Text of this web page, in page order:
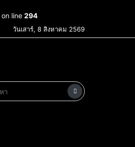
on line 294
วันเสาร์, 8 สิงหาคม 2569